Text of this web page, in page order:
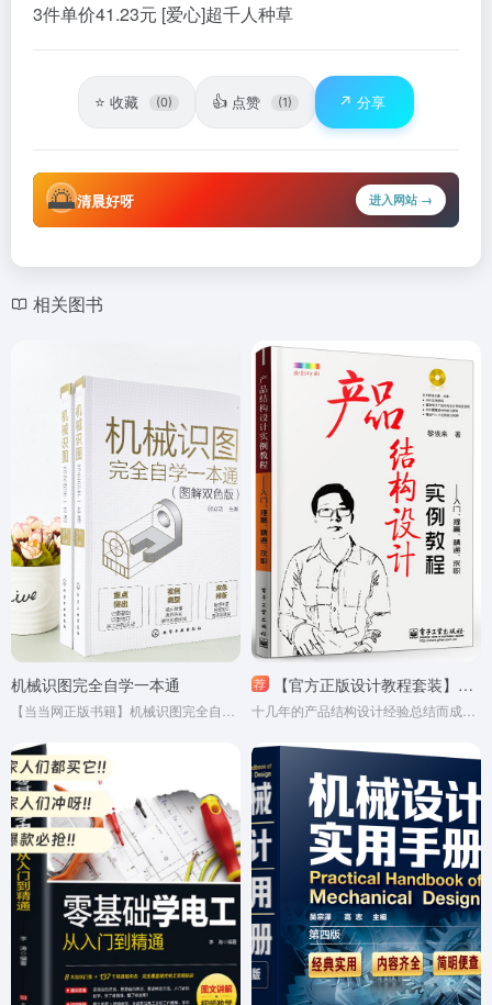
3件单价41.23元 [爱心]超千人种草
⭐ 收藏 (0) 👍 点赞 (1) ↗️ 分享
🌅清晨好呀 进入网站 →
相关图书
机械识图完全自学一本通 荐 【官方正版设计教程套装】入门 + 提高 + 精通 + 求职助手！全彩图文，CD光盘加持！！官方旗舰店直供，品质保证！电子工业出版社权威出版，技能满满升级！！工程师、设计师必备！！